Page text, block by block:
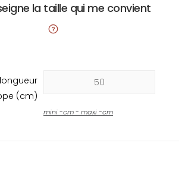
la taille qui me convient
(cm)
mini-cm - maxi-cm